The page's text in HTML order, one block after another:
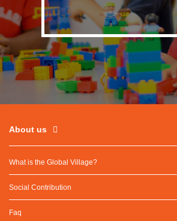
About us
What is the Global Village?
Social Contribution
Faq